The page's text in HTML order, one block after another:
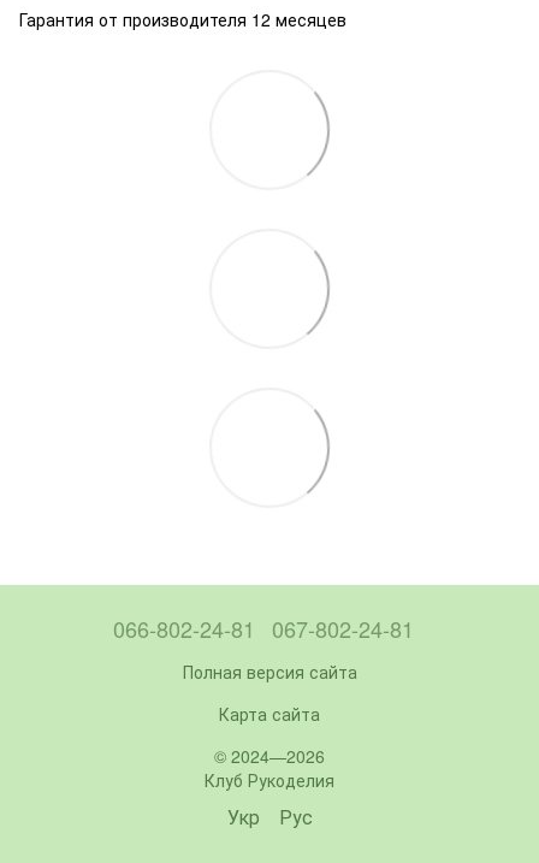
Гарантия от производителя 12 месяцев
066-802-24-81 067-802-24-81
Полная версия сайта
Карта сайта
© 2024—2026
Клуб Рукоделия
Укр Рус